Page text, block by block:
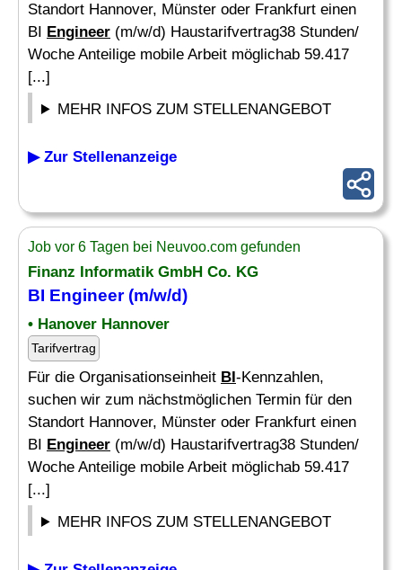
Standort Hannover, Münster oder Frankfurt einen
BI Engineer (m/w/d) Haustarifvertrag38 Stunden/
Woche Anteilige mobile Arbeit möglichab 59.417
[...]
MEHR INFOS ZUM STELLENANGEBOT
▶ Zur Stellenanzeige
Job vor 6 Tagen bei Neuvoo.com gefunden
Finanz Informatik GmbH Co. KG
BI Engineer(m/w/d)
• Hanover Hannover
Tarifvertrag
Für die Organisationseinheit BI-Kennzahlen,
suchen wir zum nächstmöglichen Termin für den
Standort Hannover, Münster oder Frankfurt einen
BI Engineer (m/w/d) Haustarifvertrag38 Stunden/
Woche Anteilige mobile Arbeit möglichab 59.417
[...]
MEHR INFOS ZUM STELLENANGEBOT